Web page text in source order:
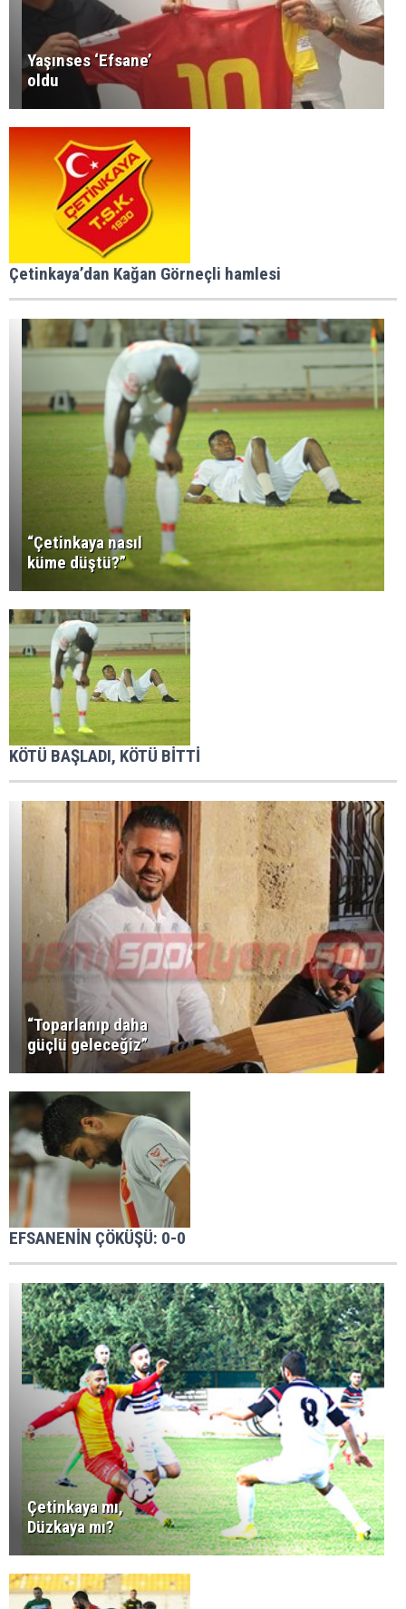
Yaşınses ‘Efsane’
oldu
Çetinkaya’dan Kağan Görneçli hamlesi
“Çetinkaya nasıl
küme düştü?”
KÖTÜ BAŞLADI, KÖTÜ BİTTİ
“Toparlanıp daha
güçlü geleceğiz”
EFSANENİN ÇÖKÜŞÜ: 0-0
Çetinkaya mı,
Düzkaya mı?